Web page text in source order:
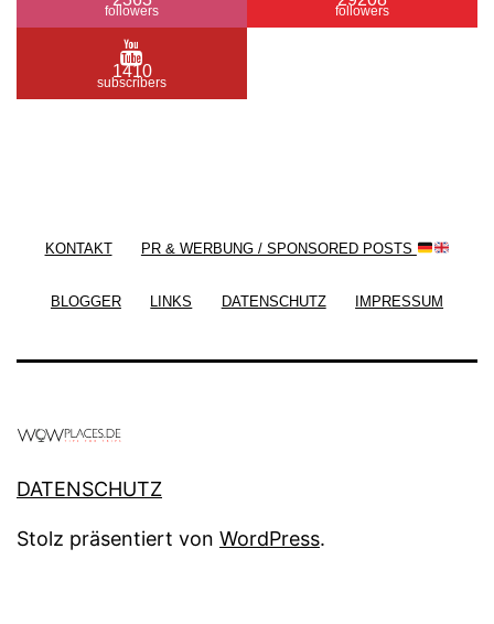
followers followers
1410
subscribers
KONTAKT PR & WERBUNG / SPONSORED POSTS
BLOGGER LINKS DATENSCHUTZ IMPRESSUM
DATENSCHUTZ
Stolz präsentiert von WordPress.